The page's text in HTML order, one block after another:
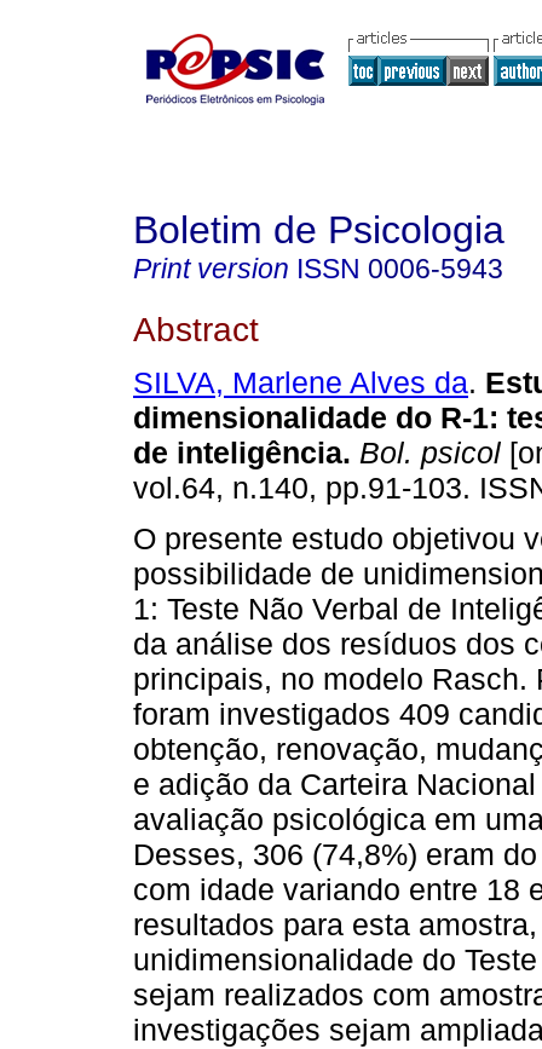
Boletim de Psicologia
Print version ISSN 0006-5943
Abstract
SILVA, Marlene Alves da.
dimensionalidade do R-1:
de inteligência. Bol. psicol
vol.64, n.140, pp.91-103.
O presente estudo objetivou
possibilidade de
1: Teste Não Verbal de
da análise dos resíduos dos
principais, no modelo Rasch.
foram investigados 409
obtenção, renovação,
e adição da Carteira
avaliação psicológica em
Desses, 306 (74,8%) eram
com idade variando entre 18
resultados para esta
unidimensionalidade do
sejam realizados com
investigações sejam